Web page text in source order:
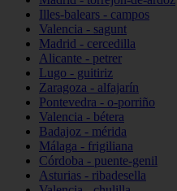
Illes-balears - campos
Valencia - sagunt
Madrid - cercedilla
Alicante - petrer
Lugo - guitiriz
Zaragoza - alfajarín
Pontevedra - o-porriño
Valencia - bétera
Badajoz - mérida
Málaga - frigiliana
Córdoba - puente-genil
Asturias - ribadesella